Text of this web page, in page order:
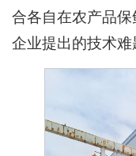
合各自在农产品
企业提出的技术难